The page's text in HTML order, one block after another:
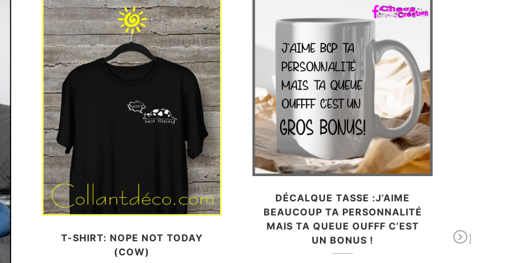
T-SHIRT: NOPE NOT TODAY
(COW)
DÉCALQUE TASSE :J’AIME
BEAUCOUP TA PERSONNALITÉ
MAIS TA QUEUE OUFFF C’EST
UN BONUS !
NEXT